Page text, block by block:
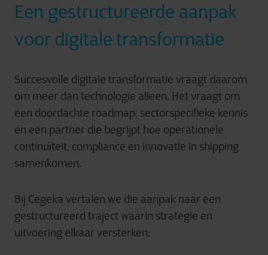
Een gestructureerde aanpak
voor digitale transformatie
Succesvolle digitale transformatie vraagt daarom
om meer dan technologie alleen. Het vraagt om
een doordachte roadmap, sectorspecifieke kennis
en een partner die begrijpt hoe operationele
continuïteit, compliance en innovatie in shipping
samenkomen.
Bij Cegeka vertalen we die aanpak naar een
gestructureerd traject waarin strategie en
uitvoering elkaar versterken: